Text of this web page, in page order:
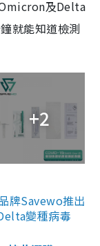
及Delta
就能知道檢測
+2
牌Savewo推出
變種病毒